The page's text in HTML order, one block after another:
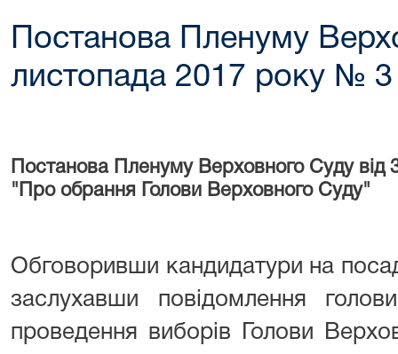
Постанова Пленуму
листопада 2017 року № 3
Постанова Пленуму Верховного Суду
"Про обрання Голови Верховного Суду"
Обговоривши кандидатури на
заслухавши повідомлення
проведення виборів Голови